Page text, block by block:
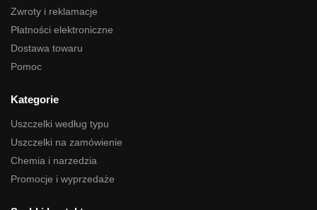
Zwroty i reklamacje
Płatności elektroniczne
Dostawa towaru
Pomoc
Kategorie
Uszczelki według typu
Uszczelki na zamówienie
Chemia i narzedzia
Promocje i wyprzedaże